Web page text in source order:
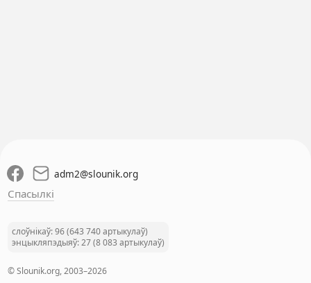
adm2@slounik.org
Спасылкі
слоўнікаў: 96 (643 740 артыкулаў)
энцыкляпэдыяў: 27 (8 083 артыкулаў)
© Slounik.org, 2003–2026